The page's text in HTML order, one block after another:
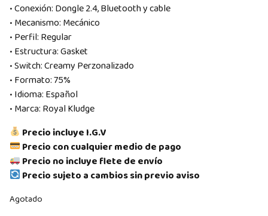
• Conexión: Dongle 2.4, Bluetooth y cable
• Mecanismo: Mecánico
• Perfil: Regular
• Estructura: Gasket
• Switch: Creamy Perzonalizado
• Formato: 75%
• Idioma: Español
• Marca: Royal Kludge
Precio incluye I.G.V
Precio con cualquier medio de pago
Precio no incluye flete de envío
Precio sujeto a cambios sin previo aviso
Agotado